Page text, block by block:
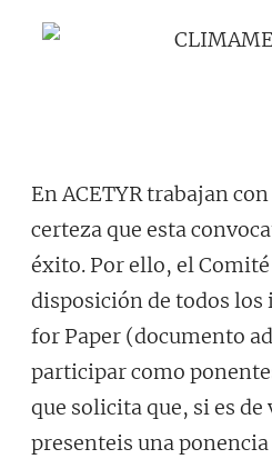
En ACETYR trabajan
certeza que esta
éxito. Por ello, el
disposición de todos los
for Paper (documento
participar como
que solicita que, si es
presenteis una